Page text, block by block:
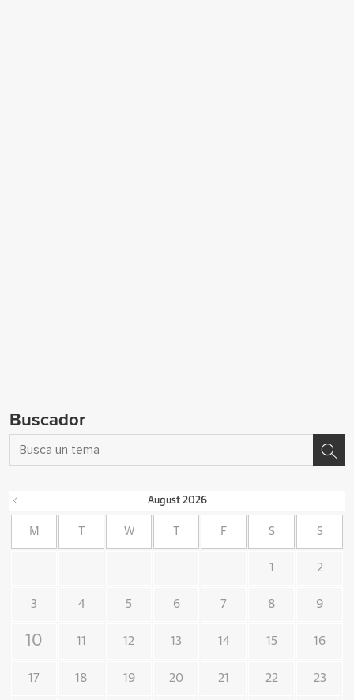
Buscador
August 2026
M W F S S
1 2
3 4 5 6 7 8 9
10 11 12 13 14 15 16
17 18 19 20 21 22 23